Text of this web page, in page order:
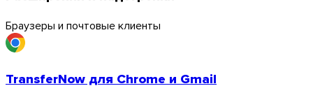
Браузеры и почтовые клиенты
TransferNow для Chrome и Gmail